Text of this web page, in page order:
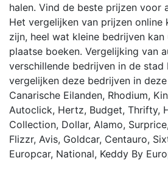
halen. Vind de beste prijzen voor
Het vergelijken van prijzen online
zijn, heel wat kleine bedrijven
plaatse boeken. Vergelijking van
verschillende bedrijven in de stad
vergelijken deze bedrijven in
Canarische Eilanden, Rhodium,
Autoclick, Hertz, Budget, Thrifty,
Collection, Dollar, Alamo,
Flizzr, Avis, Goldcar, Centauro,
Europcar, National, Keddy By